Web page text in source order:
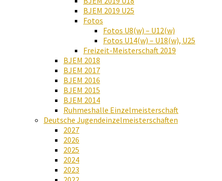
BJEM 2019 U25
Fotos
Fotos U8(w) – U12(w)
Fotos U14(w) – U18(w), U25
Freizeit-Meisterschaft 2019
BJEM 2018
BJEM 2017
BJEM 2016
BJEM 2015
BJEM 2014
Ruhmeshalle Einzelmeisterschaft
Deutsche Jugendeinzelmeisterschaften
2027
2026
2025
2024
2023